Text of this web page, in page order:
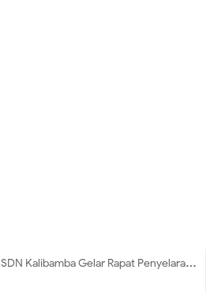
SDN Kalibamba Gelar Rapat Penyelarasan Visi Misi dan Tujuan Sekolah dengan Pembelajaran Mendalam